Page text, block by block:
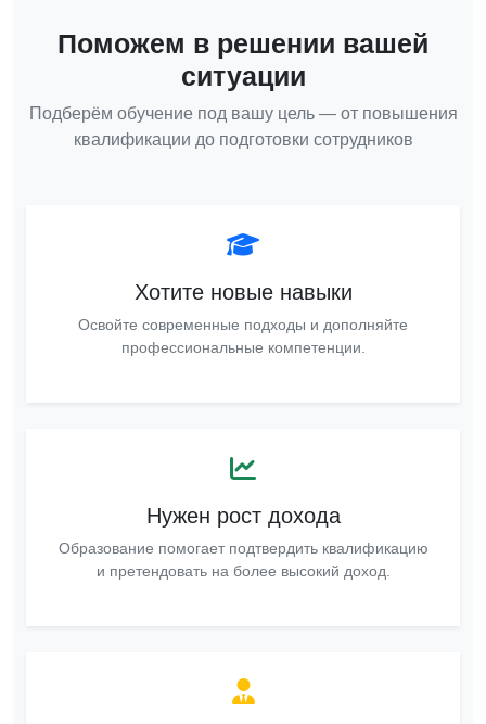
Поможем в решении вашей
ситуации
Подберём обучение под вашу цель — от повышения
квалификации до подготовки сотрудников
Хотите новые навыки
Освойте современные подходы и дополняйте
профессиональные компетенции.
Нужен рост дохода
Образование помогает подтвердить квалификацию
и претендовать на более высокий доход.